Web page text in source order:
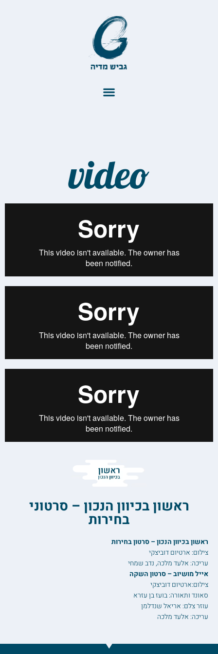
video
ראשון בכיוון הנכון – סרטוני
בחירות
ראשון בכיוון הנכון – סרטון בחירות
צילום: ארטיום דוביצקי
עריכה: אלעד מלכה, נדב שמחי
אייל מושיוב – סרטון השקה
צילום:ארטיום דוביצקי
סאונד ותאורה: בועז בן עזרא
עוזר צלם: אריאל שנדלמן
עריכה: אלעד מלכה